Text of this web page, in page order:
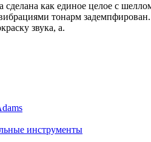
как единое целое с
тонарм задемпфирован.
звука, а.
инструменты